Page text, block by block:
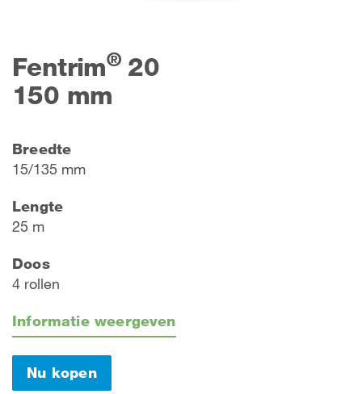
Fentrim®20
150 mm
Breedte
15/135 mm
Lengte
25 m
Doos
4 rollen
Informatie weergeven
Nu kopen